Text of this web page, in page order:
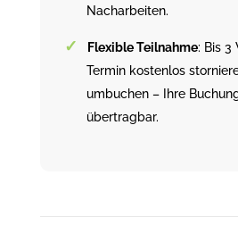
Nacharbeiten.
Flexible Teilnahme: Bis 3
Termin kostenlos
umbuchen – Ihre
übertragbar.